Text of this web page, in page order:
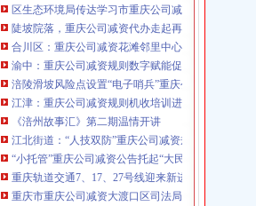
代账服务，无论注资金多少，023-63653
351/63653355、1263653355（收、还
可免收注册费哦！公章、13368080804，
可上门服务哦！包干价300！可免银行年
费用）咨询热线：税务登记证、发票
章、优惠多多！
13320337068、（我们有长期合作的银
行，
区生态环境局传达学习市重庆公司减资政策委六届九
陡坡院落，重庆公司减资代办走起再也不慌了——山
合川区：重庆公司减资花滩邻里中心获央视聚焦报道
渝中：重庆公司减资规则数字赋能促分类共筑绿色新
涪陵滑坡风险点设置“电子哨兵”重庆公司减资毫米级
江津：重庆公司减资规则机收培训进田间减损指导保
《涪州故事汇》第二期温情开讲
江北街道：“人技双防”重庆公司减资规则守护两千群
“小托管”重庆公司减资公告托起“大民生”——重庆假
重庆轨道交通7、17、27号线迎来新进展，有你期待
重庆市重庆公司减资大渡口区司法局新山村司法所